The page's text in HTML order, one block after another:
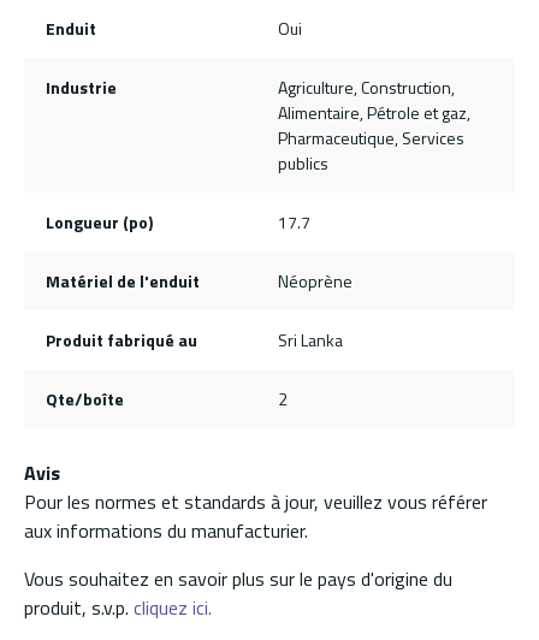
Enduit Oui
Industrie
Agriculture, Construction,
Alimentaire, Pétrole et gaz,
Pharmaceutique, Services
publics
Longueur (po) 17.7
Matériel de l'enduit Néoprène
Produit fabriqué au Sri Lanka
Qte/boîte 2
Avis
Pour les normes et standards à jour, veuillez vous référer
aux informations du manufacturier.
Vous souhaitez en savoir plus sur le pays d'origine du
produit, s.v.p. cliquez ici.